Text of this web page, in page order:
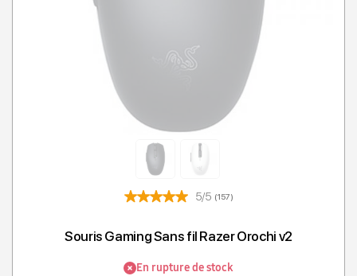
5/5 (157)
Souris Gaming Sans fil Razer Orochi v2
En rupture de stock